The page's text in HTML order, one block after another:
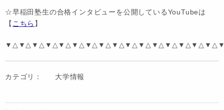
☆早稲田塾生の合格インタビューを公開しているYouTubeは
【 こちら 】
カテゴリ： 大学情報